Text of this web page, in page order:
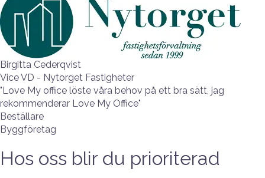
Birgitta Cederqvist
Vice VD - Nytorget Fastigheter
"Love My office löste våra behov på ett bra sätt, jag
rekommenderar Love My Office"
Beställare
Byggföretag
Hos oss blir du prioriterad